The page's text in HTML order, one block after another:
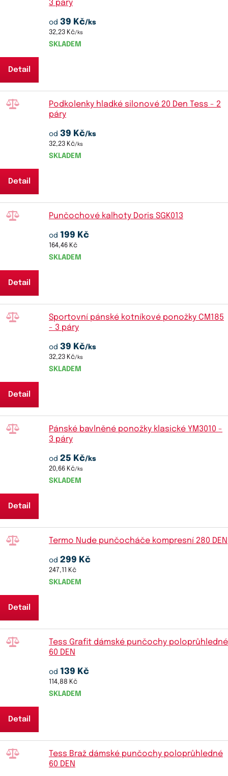
3 páry
od 39 Kč/ks
32,23 Kč/ks
SKLADEM
Detail
Podkolenky hladké silonové 20 Den Tess - 2
páry
od 39 Kč/ks
32,23 Kč/ks
SKLADEM
Detail
Punčochové kalhoty Doris SGK013
od 199 Kč
164,46 Kč
SKLADEM
Detail
Sportovní pánské kotníkové ponožky CM185
- 3 páry
od 39 Kč/ks
32,23 Kč/ks
SKLADEM
Detail
Pánské bavlněné ponožky klasické YM3010 -
3 páry
od 25 Kč/ks
20,66 Kč/ks
SKLADEM
Detail
Termo Nude punčocháče kompresní 280 DEN
od 299 Kč
247,11 Kč
SKLADEM
Detail
Tess Grafit dámské punčochy poloprůhledné
60 DEN
od 139 Kč
114,88 Kč
SKLADEM
Detail
Tess Braž dámské punčochy poloprůhledné
60 DEN